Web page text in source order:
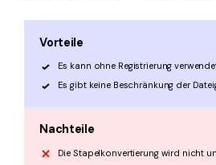
Vorteile
Es kann ohne Registrierung
Es gibt keine Beschränkung der
Nachteile
Die Stapelkonvertierung wird nicht